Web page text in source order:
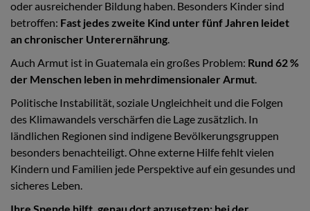
oder ausreichender Bildung haben. Besonders Kinder sind
betroffen: Fast jedes zweite Kind unter fünf Jahren leidet
an chronischer Unterernährung
Auch Armut ist in Guatemala ein großes Problem: Rund 62 %
der Menschen leben in mehrdimensionaler Armut
Politische Instabilität, soziale Ungleichheit und die Folgen
des Klimawandels verschärfen die Lage zusätzlich. In
ländlichen Regionen sind indigene Bevölkerungsgruppen
besonders benachteiligt. Ohne externe Hilfe fehlt vielen
Kindern und Familien jede Perspektive auf ein gesundes und
sicheres Leben.
Ihre Spende hilft, genau dort anzusetzen: bei der